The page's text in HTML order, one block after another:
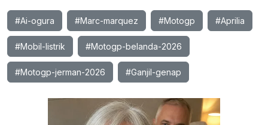
#Ai-ogura #Marc-marquez #Motogp #Aprilia
#Mobil-listrik #Motogp-belanda-2026
#Motogp-jerman-2026 #Ganjil-genap